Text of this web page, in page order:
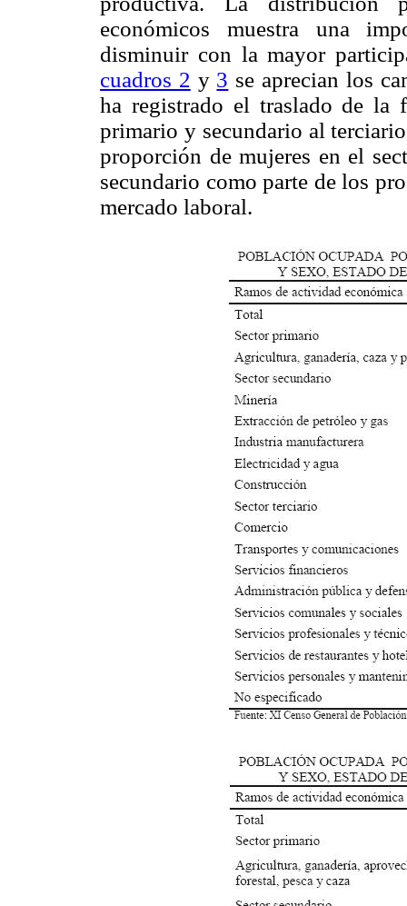
económicos muestra una
disminuir con la mayor
cuadros 2 y 3 se aprecian los
ha registrado el traslado de la
primario y secundario al
proporción de mujeres en el
secundario como parte de los
mercado laboral.